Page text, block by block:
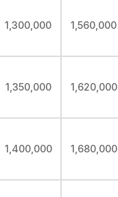
1,300,000 1,560,000
1,350,000 1,620,000
1,400,000 1,680,000